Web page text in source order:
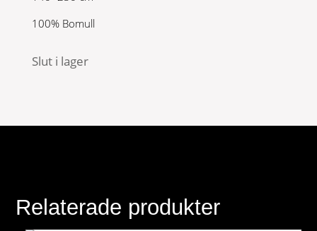
100% Bomull
Slut i lager
Relaterade produkter